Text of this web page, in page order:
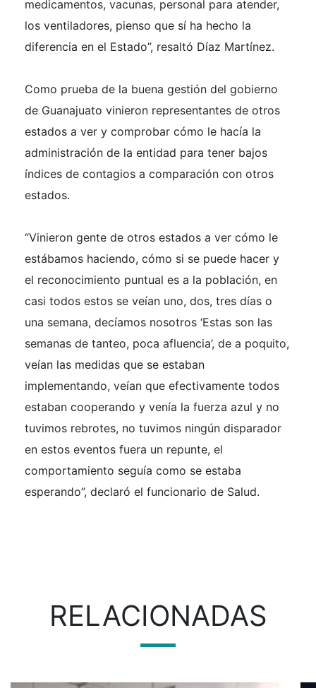
medicamentos, vacunas, personal para atender,
los ventiladores, pienso que sí ha hecho la
diferencia en el Estado”, resaltó Díaz Martínez.
Como prueba de la buena gestión del gobierno
de Guanajuato vinieron representantes de otros
estados a ver y comprobar cómo le hacía la
administración de la entidad para tener bajos
índices de contagios a comparación con otros
estados.
“Vinieron gente de otros estados a ver cómo le
estábamos haciendo, cómo si se puede hacer y
el reconocimiento puntual es a la población, en
casi todos estos se veían uno, dos, tres días o
una semana, decíamos nosotros ‘Estas son las
semanas de tanteo, poca afluencia’, de a poquito,
veían las medidas que se estaban
implementando, veían que efectivamente todos
estaban cooperando y venía la fuerza azul y no
tuvimos rebrotes, no tuvimos ningún disparador
en estos eventos fuera un repunte, el
comportamiento seguía como se estaba
esperando”, declaró el funcionario de Salud.
RELACIONADAS